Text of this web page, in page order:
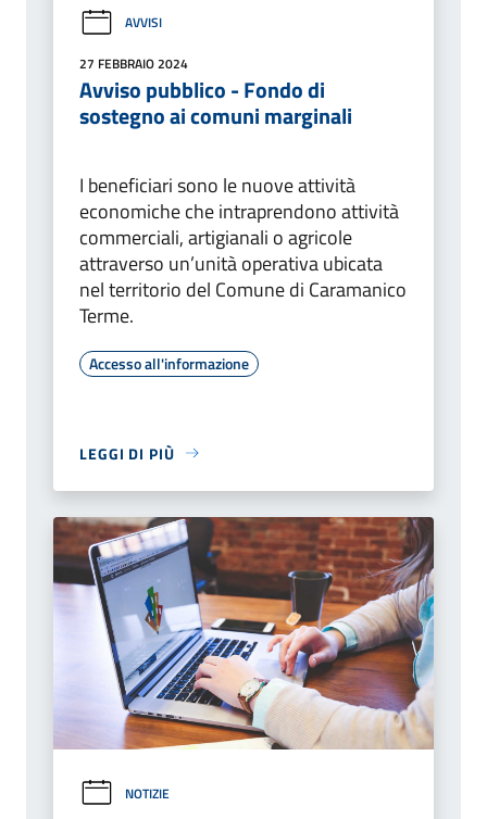
AVVISI
27 FEBBRAIO 2024
Avviso pubblico - Fondo di
sostegno ai comuni marginali
I beneficiari sono le nuove attività
economiche che intraprendono attività
commerciali, artigianali o agricole
attraverso un’unità operativa ubicata
nel territorio del Comune di Caramanico
Terme.
Accesso all'informazione
LEGGI DI PIÙ
NOTIZIE